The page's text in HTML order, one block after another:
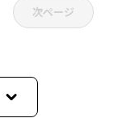
次ページ